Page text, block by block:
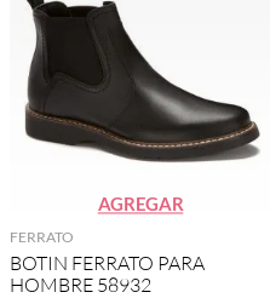
AGREGAR
FERRATO
BOTIN FERRATO PARA
HOMBRE 58932